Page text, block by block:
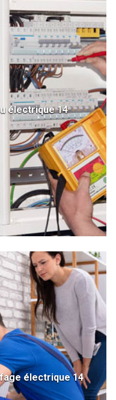
électrique 14
électrique 14